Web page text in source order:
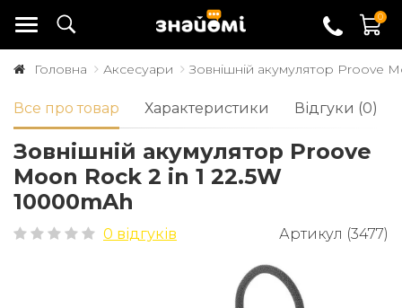
0
Головна Аксесуари Зовнішній акумулятор Proove
Все про товар Характеристики Відгуки (0)
Зовнішній акумулятор Proove
Moon Rock 2 in 1 22.5W
10000mAh
0 відгуків Артикул (3477)